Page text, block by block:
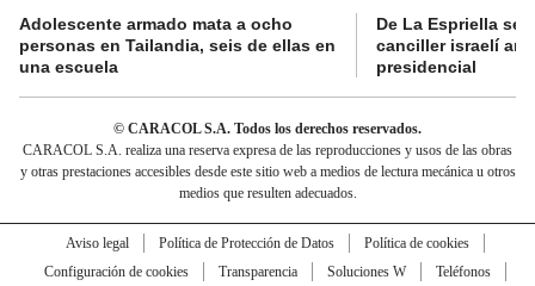
Adolescente armado mata a ocho
personas en Tailandia, seis de ellas en
una escuela
De La Espriella se
canciller israelí
presidencial
© CARACOL S.A. Todos los derechos reservados.
CARACOL S.A. realiza una reserva expresa de las reproducciones y usos de las obras
y otras prestaciones accesibles desde este sitio web a medios de lectura mecánica u otros
medios que resulten adecuados.
Aviso legal Política de Protección de Datos
Política de cookies
Configuración de cookies
Transparencia Soluciones W
Teléfonos